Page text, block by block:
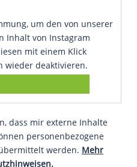
um den von unserer
Inhalt von Instagram
mit einem Klick
wieder deaktivieren.
dass mir externe Inhalte
personenbezogene
werden. Mehr